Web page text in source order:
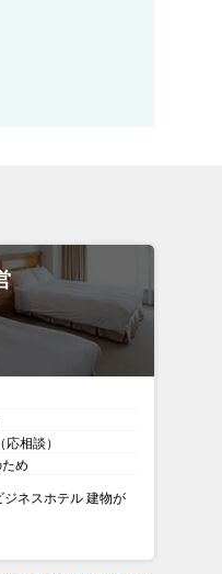
相談）
め
ネスホテル 建物が